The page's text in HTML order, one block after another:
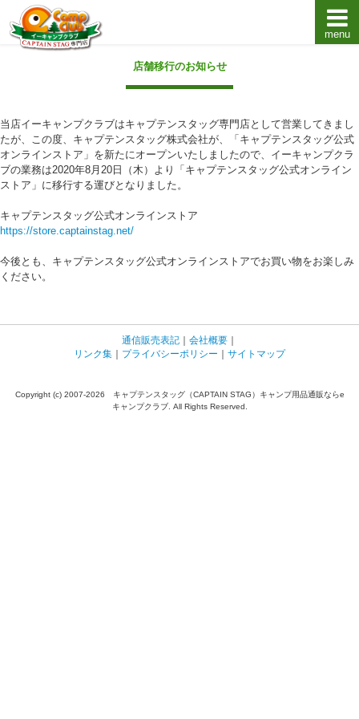
キャプテンスタッグキャンプ用品通販店【eキャンプ
menu
店舗移行のお知らせ
当店イーキャンプクラブはキャプテンスタッグ専門店として営業してきまし
たが、この度、キャプテンスタッグ株式会社が、「キャプテンスタッグ公式
オンラインストア」を新たにオープンいたしましたので、イーキャンプクラ
ブの業務は2020年8月20日（木）より「キャプテンスタッグ公式オンライン
ストア」に移行する運びとなりました。
キャプテンスタッグ公式オンラインストア
https://store.captainstag.net/
今後とも、キャプテンスタッグ公式オンラインストアでお買い物をお楽しみ
ください。
通信販売表記 ｜ 会社概要 ｜
リンク集 ｜ プライバシーポリシー ｜ サイトマップ
Copyright (c) 2007-2026 キャプテンスタッグ（CAPTAIN STAG）キャンプ用品通販ならe
キャンプクラブ. All Rights Reserved.